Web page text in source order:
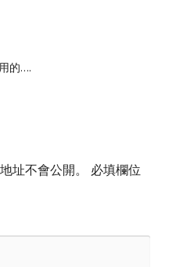
的….
址不會公開。
必填欄位